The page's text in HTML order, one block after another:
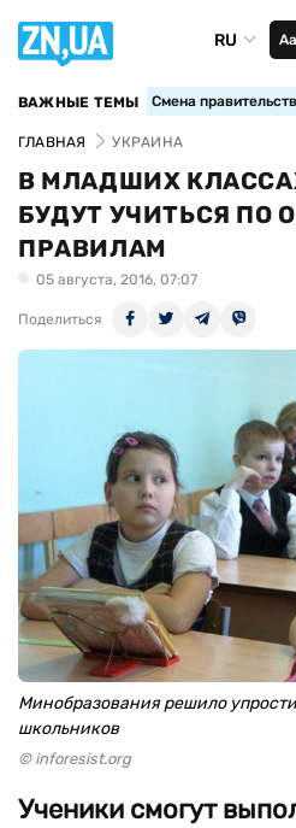
RU Аа
ВАЖНЫЕ ТЕМЫ Смена
ГЛАВНАЯ УКРАИНА
В МЛАДШИХ
БУДУТ УЧИТЬСЯ ПО
ПРАВИЛАМ
05 августа, 2016, 07:07
Поделиться
Минобразования решило
школьников
© inforesist.org
Ученики смогут